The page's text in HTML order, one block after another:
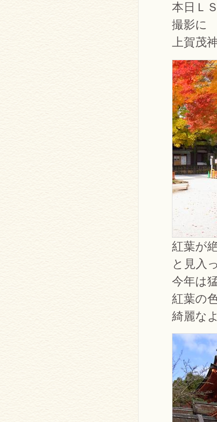
本日Ｌ
撮影に
上賀茂
紅葉が
と見入
今年は
紅葉の
綺麗な